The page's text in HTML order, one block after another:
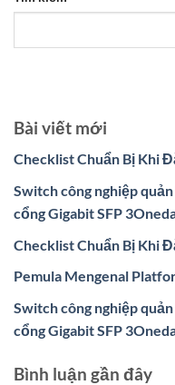
Bài viết mới
Checklist Chuẩn Bị Khi
Switch công nghiệp
cổng Gigabit SFP
Checklist Chuẩn Bị Khi
Pemula Mengenal
Switch công nghiệp
cổng Gigabit SFP
Bình luận gần đây